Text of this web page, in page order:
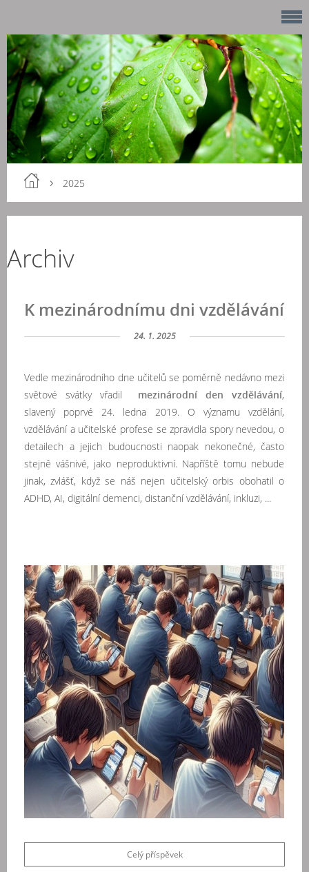
2025
Archiv
K mezinárodnímu dni vzdělávání
24. 1. 2025
Vedle mezinárodního dne učitelů se poměrně nedávno mezi
světové svátky vřadil mezinárodní den vzdělávání,
slavený poprvé 24. ledna 2019. O významu vzdělání,
vzdělávání a učitelské profese se zpravidla spory nevedou, o
detailech a jejich budoucnosti naopak nekonečné, často
stejně vášnivé, jako neproduktivní. Napříště tomu nebude
jinak, zvlášť, když se náš nejen učitelský orbis obohatil o
ADHD, AI, digitální demenci, distanční vzdělávání, inkluzi, ...
Celý příspěvek